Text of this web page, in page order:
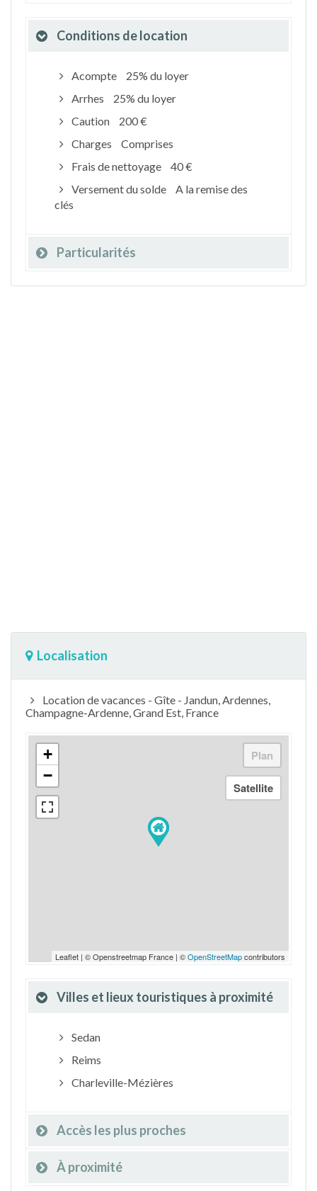
Conditions de location
Acompte
25% du loyer
Arrhes
25% du loyer
Caution
200 €
Charges
Comprises
Frais de nettoyage
40 €
Versement du solde
A la remise des
clés
Particularités
Localisation
Location de vacances - Gîte - Jandun, Ardennes,
Champagne-Ardenne, Grand Est, France
+
−
Leaflet | © Openstreetmap France | ©OpenStreetMapcontributors
Villes et lieux touristiques à proximité
Sedan
Reims
Charleville-Mézières
Accès les plus proches
À proximité